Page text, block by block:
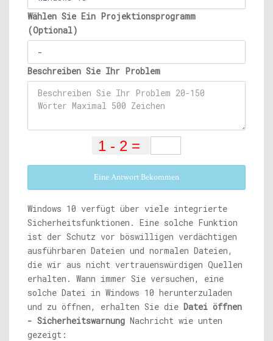
Wählen Sie Ein Projektionsprogramm
(Optional)
Beschreiben Sie Ihr Problem
Eine Antwort Bekommen
Windows 10 verfügt über viele integrierte
Sicherheitsfunktionen. Eine solche Funktion
ist der Schutz vor böswilligen verdächtigen
ausführbaren Dateien und normalen Dateien,
die wir aus nicht vertrauenswürdigen Quellen
erhalten. Wann immer Sie versuchen, eine
solche Datei in Windows 10 herunterzuladen
und zu öffnen, erhalten Sie die Datei öffnen
- Sicherheitswarnung Nachricht wie unten
gezeigt: